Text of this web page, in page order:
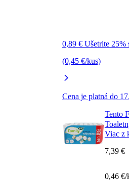
0,89 € Ušetrite 25%
(0,45 €/kus)
Cena je platná do
Tento
Viac z
7,39 €
0,46 €/